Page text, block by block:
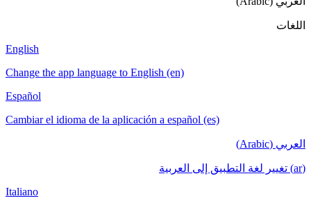
Change the app language to English (en)
Cambiar el idioma de la aplicación a español (es)